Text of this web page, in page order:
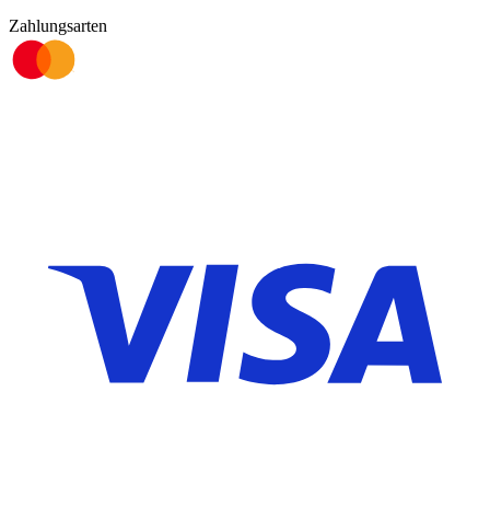
Zahlungsarten